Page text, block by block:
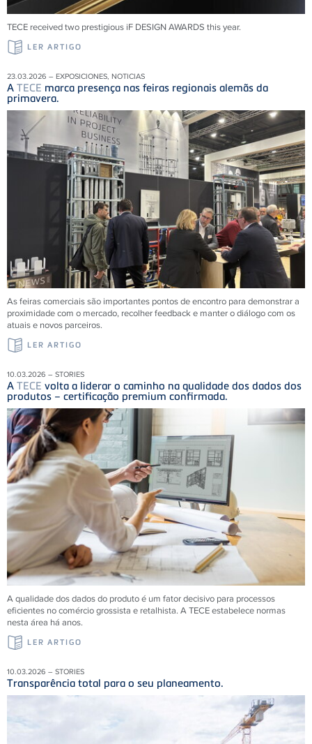
TECE received two prestigious iF DESIGN AWARDS this year.
LER ARTIGO
23.03.2026 – EXPOSICIONES, NOTICIAS
A TECE marca presença nas feiras regionais alemãs da
primavera.
As feiras comerciais são importantes pontos de encontro para demonstrar a
proximidade com o mercado, recolher feedback e manter o diálogo com os
atuais e novos parceiros.
LER ARTIGO
10.03.2026 – STORIES
A TECE volta a liderar o caminho na qualidade dos dados dos
produtos – certificação premium confirmada.
A qualidade dos dados do produto é um fator decisivo para processos
eficientes no comércio grossista e retalhista. ATECEestabelece normas
nesta área há anos.
LER ARTIGO
10.03.2026 – STORIES
Transparência total para o seu planeamento.